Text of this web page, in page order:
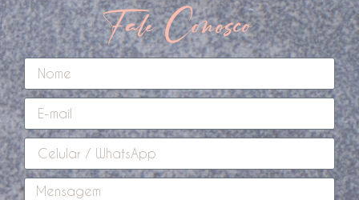
Fale Conosco